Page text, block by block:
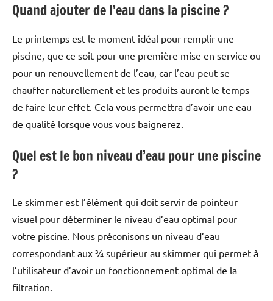
Quand ajouter de l’eau dans la piscine ?
Le printemps est le moment idéal pour remplir une
piscine, que ce soit pour une première mise en service ou
pour un renouvellement de l’eau, car l’eau peut se
chauffer naturellement et les produits auront le temps
de faire leur effet. Cela vous permettra d’avoir une eau
de qualité lorsque vous vous baignerez.
Quel est le bon niveau d’eau pour une piscine
?
Le skimmer est l’élément qui doit servir de pointeur
visuel pour déterminer le niveau d’eau optimal pour
votre piscine. Nous préconisons un niveau d’eau
correspondant aux ¾ supérieur au skimmer qui permet à
l’utilisateur d’avoir un fonctionnement optimal de la
filtration.